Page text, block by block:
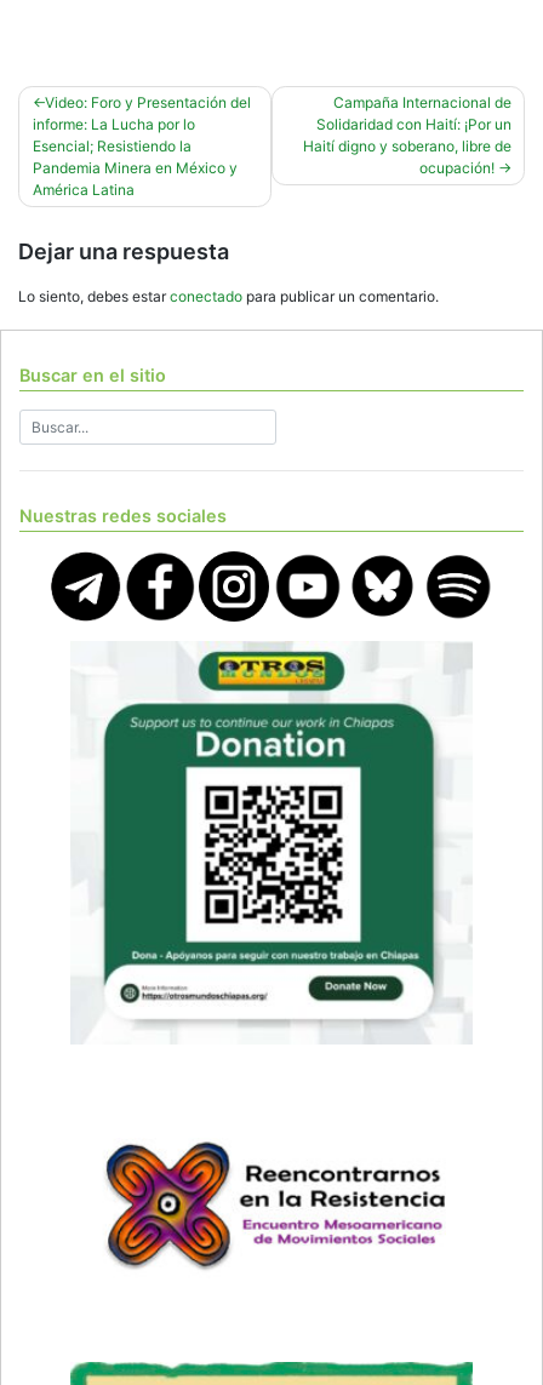
Navegación
de
entradas
Video: Foro y Presentación del
informe: La Lucha por lo
Esencial; Resistiendo la
Pandemia Minera en México y
América Latina
Campaña Internacional de
Solidaridad con Haití: ¡Por un
Haití digno y soberano, libre de
ocupación!
Dejar una respuesta
Lo siento, debes estarconectado para publicar un comentario.
Buscar en el sitio
Nuestras redes sociales